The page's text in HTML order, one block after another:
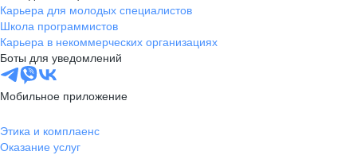
Карьера для молодых специалистов
Школа программистов
Карьера в некоммерческих организациях
Боты для уведомлений
Мобильное приложение
Этика и комплаенс
Оказание услуг